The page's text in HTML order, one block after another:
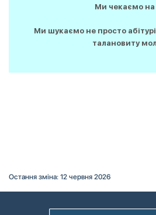
Ми чекаємо
Ми шукаємо не просто
талановиту
Остання зміна: 12 червня 2026